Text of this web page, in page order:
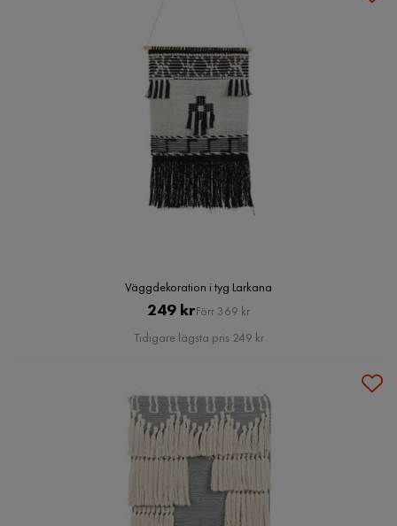
Väggdekoration i tyg Larkana
Pris
249 krOriginal
Pris
Förr 369 kr
Tidigare lägsta pris 249 kr